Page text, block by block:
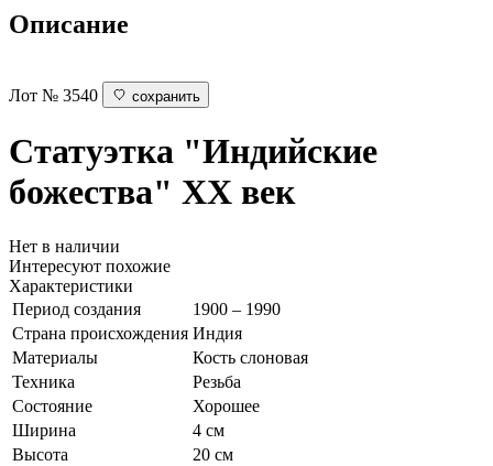
Описание
Лот № 3540 сохранить
Статуэтка "Индийские
божества" ХХ век
Нет в наличии
Интересуют похожие
Характеристики
Период создания
1900 – 1990
Страна происхождения Индия
Материалы
Кость слоновая
Техника
Резьба
Состояние
Хорошее
Ширина
4 см
Высота
20 см